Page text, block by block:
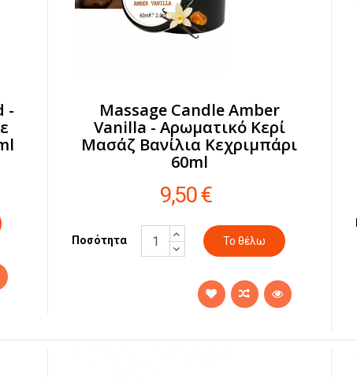
-
Massage Candle Amber
Vanilla - Αρωματικό Κερί
Μασάζ Βανίλια Κεχριμπάρι
60ml
9,50 €
Ποσότητα